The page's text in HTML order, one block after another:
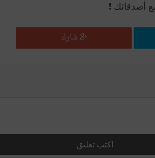
أصدقائك !
شارك
اكتب تعليق